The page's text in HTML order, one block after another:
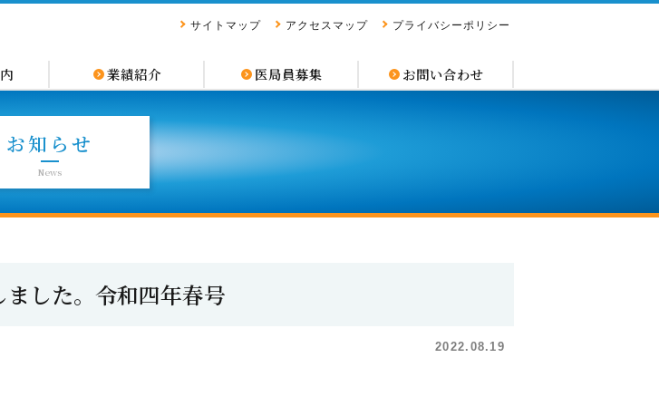
サイトマップ アクセスマップ プライバシーポリシー
業績紹介 医局員募集 お問い合わせ
お知らせ
News
した。令和四年春号
2022.08.19